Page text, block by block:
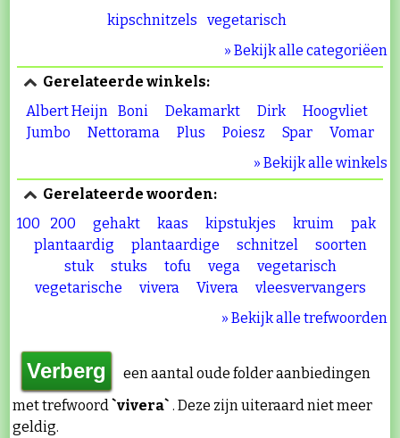
kipschnitzels
vegetarisch
» Bekijk alle categoriëen
Gerelateerde winkels:
Albert Heijn
Boni Dekamarkt Dirk
Hoogvliet
Jumbo
Nettorama Plus Poiesz Spar
Vomar
» Bekijk alle winkels
Gerelateerde woorden:
100
200 gehakt kaas kipstukjes kruim
pak
plantaardig
plantaardige schnitzel
soorten
stuk
stuks tofu vega
vegetarisch
vegetarische
vivera Vivera
vleesvervangers
» Bekijk alle trefwoorden
een aantal oude folder aanbiedingen
met trefwoord`vivera` . Deze zijn uiteraard niet meer
geldig.